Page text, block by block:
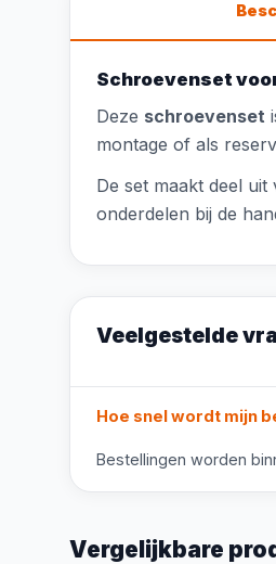
Schroevenset
Deze schroevenset
montage of als
De set maakt deel
onderdelen bij de
Veelgestelde
Hoe snel wordt mijn
Bestellingen worden
Vergelijkbare